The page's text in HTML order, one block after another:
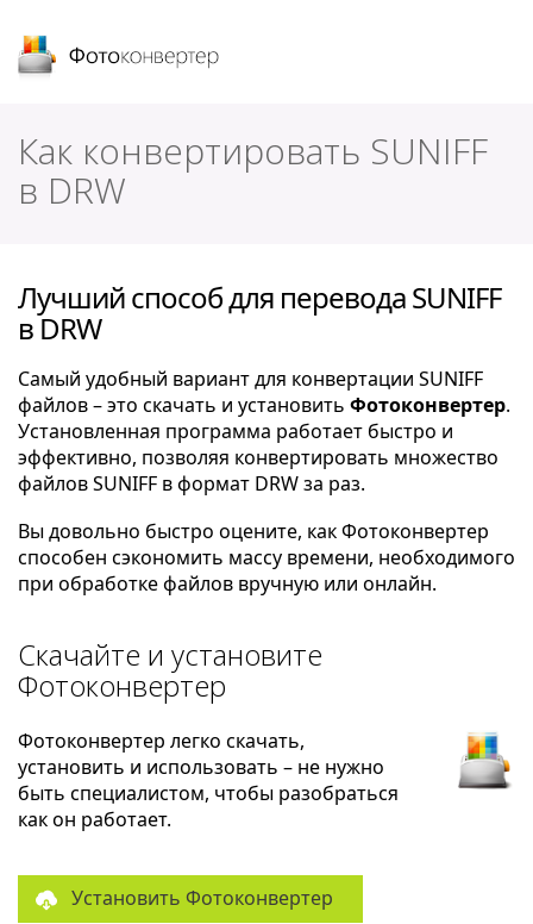
Как конвертировать SUNIFF
в DRW
Лучший способ для перевода SUNIFF
в DRW
Самый удобный вариант для конвертации SUNIFF
файлов – это скачать и установить Фотоконвертер.
Установленная программа работает быстро и
эффективно, позволяя конвертировать множество
файлов SUNIFF в формат DRW за раз.
Вы довольно быстро оцените, как Фотоконвертер
способен сэкономить массу времени, необходимого
при обработке файлов вручную или онлайн.
Скачайте и установите
Фотоконвертер
Фотоконвертер легко скачать,
установить и использовать – не нужно
быть специалистом, чтобы разобраться
как он работает.
Установить Фотоконвертер